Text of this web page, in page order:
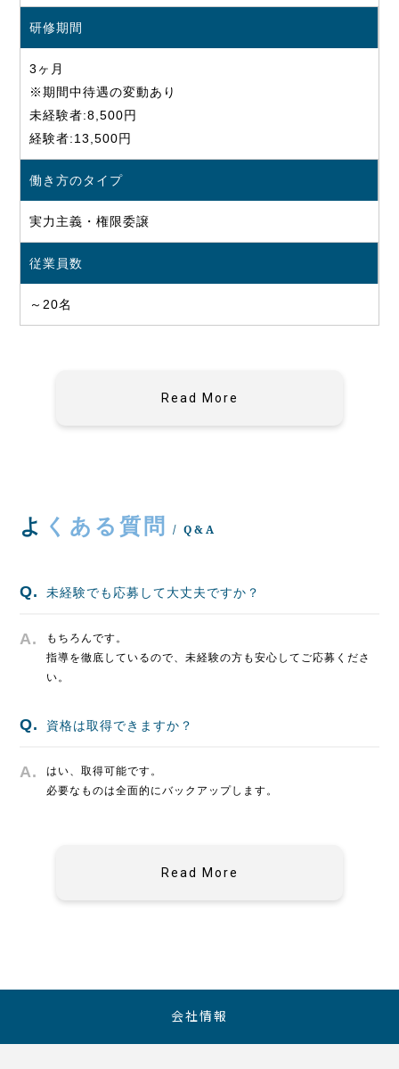
研修期間
3ヶ月
※期間中待遇の変動あり
未経験者:8,500円
経験者:13,500円
働き方のタイプ
実力主義・権限委譲
従業員数
～20名
Read More
よくある質問 / Q&A
未経験でも応募して大丈夫ですか？
もちろんです。
指導を徹底しているので、未経験の方も安心してご応募くださ
い。
資格は取得できますか？
はい、取得可能です。
必要なものは全面的にバックアップします。
Read More
会社情報